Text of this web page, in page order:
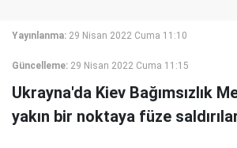
Yayınlanma: 29 Nisan 2022 Cuma 11:10
Güncelleme: 29 Nisan 2022 Cuma 11:15
Ukrayna'da Kiev Bağımsızlık
yakın bir noktaya füze